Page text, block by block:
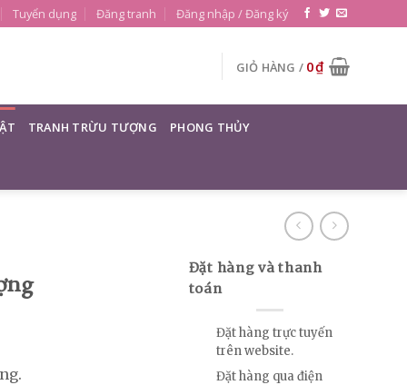
Tuyển dụng Đăng tranh Đăng nhập / Đăng ký
GIỎ HÀNG / 0₫
TRANH TRỪU TƯỢNG PHONG THỦY
Đặt hàng và thanh
toán
Đặt hàng trực tuyến
trên website.
Đặt hàng qua điện